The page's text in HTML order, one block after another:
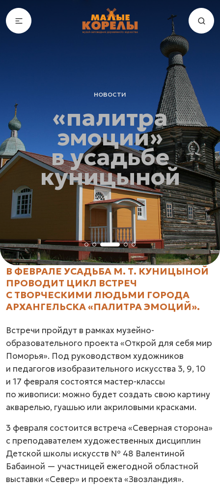
новости
«палитра
эмоций»
в усадьбе
куницыной
В ФЕВРАЛЕ УСАДЬБА М. Т. КУНИЦЫНОЙ
ПРОВОДИТ ЦИКЛ ВСТРЕЧ
С ТВОРЧЕСКИМИ ЛЮДЬМИ ГОРОДА
АРХАНГЕЛЬСКА «ПАЛИТРА ЭМОЦИЙ».
Встречи пройдут в рамках музейно-
образовательного проекта «Открой для себя мир
Поморья». Под руководством художников
и педагогов изобразительного искусства 3, 9, 10
и 17 февраля состоятся мастер-классы
по живописи: можно будет создать свою картину
акварелью, гуашью или акриловыми красками.
3 февраля состоится встреча «Северная сторона»
с преподавателем художественных дисциплин
Детской школы искусств № 48 Валентиной
Бабаиной — участницей ежегодной областной
выставки «Север» и проекта «Звозландия».